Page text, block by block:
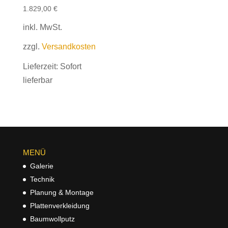
1.829,00 €
inkl. MwSt.
zzgl. Versandkosten
Lieferzeit: Sofort
lieferbar
MENÜ
Galerie
Technik
Planung & Montage
Plattenverkleidung
Baumwollputz